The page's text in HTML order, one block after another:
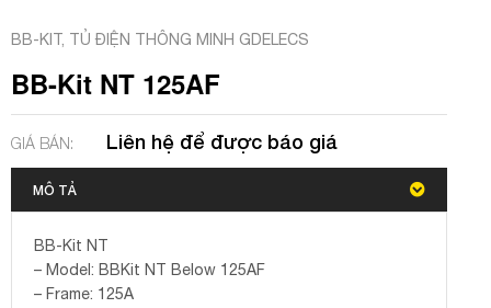
BB-KIT, TỦ ĐIỆN THÔNG MINH GDELECS
BB-Kit NT 125AF
GIÁ BÁN: Liên hệ để được báo giá
MÔ TẢ
BB-Kit NT
– Model: BBKit NT Below 125AF
– Frame: 125A